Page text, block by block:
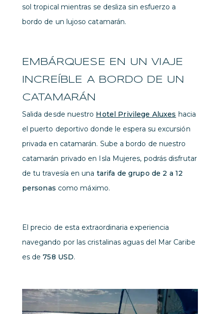
sol tropical mientras se desliza sin esfuerzo a
bordo de un lujoso catamarán.
EMBÁRQUESE EN UN VIAJE
INCREÍBLE A BORDO DE UN
CATAMARÁN
Salida desde nuestro Hotel Privilege Aluxes hacia
el puerto deportivo donde le espera su excursión
privada en catamarán. Sube a bordo de nuestro
catamarán privado en Isla Mujeres, podrás disfrutar
de tu travesía en una tarifa de grupo de 2 a 12
personas como máximo.
El precio de esta extraordinaria experiencia
navegando por las cristalinas aguas del Mar Caribe
es de758 USD.